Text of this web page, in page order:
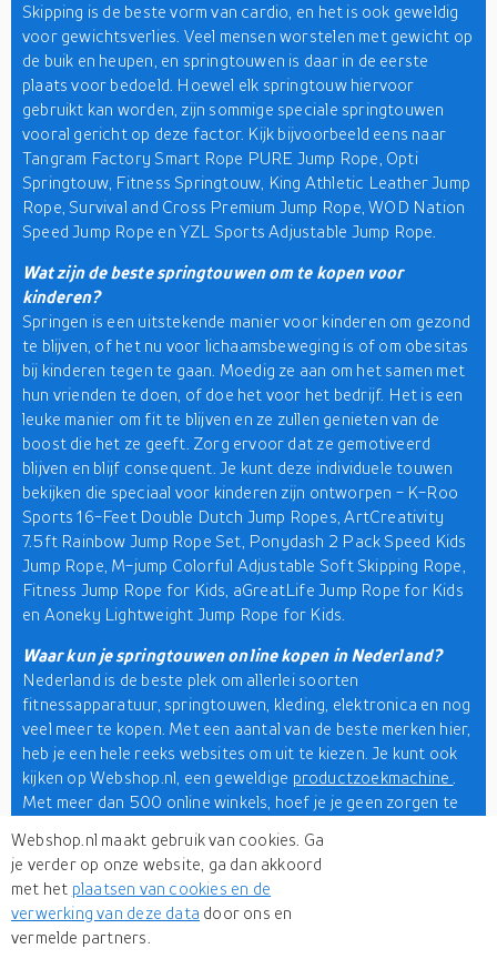
Skipping is de beste vorm van cardio, en het is ook geweldig
voor gewichtsverlies. Veel mensen worstelen met gewicht op
de buik en heupen, en springtouwen is daar in de eerste
plaats voor bedoeld. Hoewel elk springtouw hiervoor
gebruikt kan worden, zijn sommige speciale springtouwen
vooral gericht op deze factor. Kijk bijvoorbeeld eens naar
Tangram Factory Smart Rope PURE Jump Rope, Opti
Springtouw, Fitness Springtouw, King Athletic Leather Jump
Rope, Survival and Cross Premium Jump Rope, WOD Nation
Speed Jump Rope en YZL Sports Adjustable Jump Rope.
Wat zijn de beste springtouwen om te kopen voor
kinderen?
Springen is een uitstekende manier voor kinderen om gezond
te blijven, of het nu voor lichaamsbeweging is of om obesitas
bij kinderen tegen te gaan. Moedig ze aan om het samen met
hun vrienden te doen, of doe het voor het bedrijf. Het is een
leuke manier om fit te blijven en ze zullen genieten van de
boost die het ze geeft. Zorg ervoor dat ze gemotiveerd
blijven en blijf consequent. Je kunt deze individuele touwen
bekijken die speciaal voor kinderen zijn ontworpen - K-Roo
Sports 16-Feet Double Dutch Jump Ropes, ArtCreativity
7.5ft Rainbow Jump Rope Set, Ponydash 2 Pack Speed Kids
Jump Rope, M-jump Colorful Adjustable Soft Skipping Rope,
Fitness Jump Rope for Kids, aGreatLife Jump Rope for Kids
en Aoneky Lightweight Jump Rope for Kids.
Waar kun je springtouwen online kopen in Nederland?
Nederland is de beste plek om allerlei soorten
fitnessapparatuur, springtouwen, kleding, elektronica en nog
veel meer te kopen. Met een aantal van de beste merken hier,
heb je een hele reeks websites om uit te kiezen. Je kunt ook
kijken op Webshop.nl, een geweldige productzoekmachine
Met meer dan 500 online winkels, hoef je je geen zorgen te
je zorgen over winkelen vergeten terwijl je hier winkelt.
U kunt beginnen met winkelen en genieten van een naadloze
rit met de ultieme mantra: verkennen, vergelijken en kopen.
Verken unieke producten, vergelijk merken en koop. Probeer
Webshop.nl maakt gebruik van cookies. Ga
je verder op onze website, ga dan akkoord
met het plaatsen van cookies en de
verwerking van deze data door ons en
vermelde partners.